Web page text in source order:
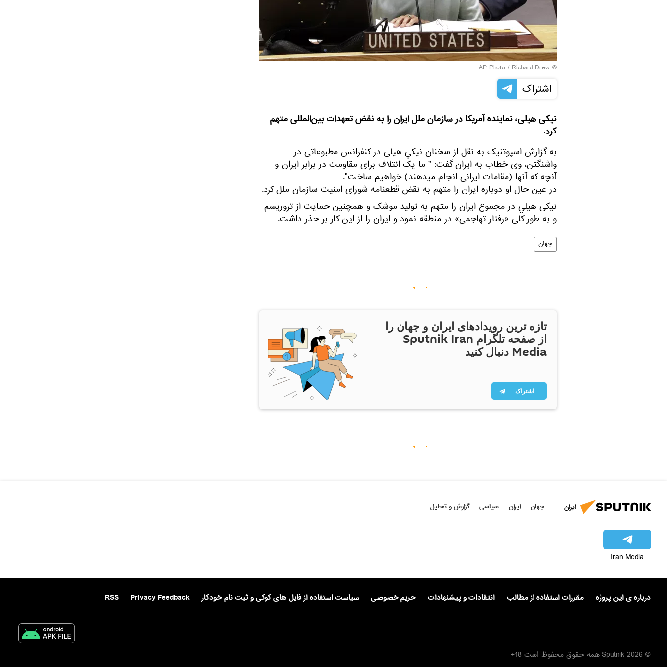
© AP Photo / Richard Drew
اشتراک
نیکی هیلی، نماینده آمریکا در سازمان ملل ایران را به نقض تعهدات بین‌المللی متهم
کرد.
به گزارش اسپوتنيک به نقل از سخنان نيکي هیلی در کنفرانس مطبوعاتی در
واشنگتن، وی خطاب به ايران گفت: " ما یک ائتلاف برای مقاومت در برابر ایران و
آنچه که آنها (مقامات ایرانی انجام میدهند) خواهيم ساخت".
در عین حال او دوباره ایران را متهم به نقض قطعنامه شورای امنیت سازمان ملل کرد.
نيکی هيلي در مجموع ایران را متهم به تولید موشک و همچنین حمایت از تروریسم
و به طور کلی «رفتار تهاجمی» در منطقه نمود و ايران را از اين کار بر حذر داشت.
جهان
تازه ترین رویدادهای ایران و جهان را
از صفحه تلگرام Sputnik Iran
Media دنبال کنید
اشتراک
ایران جهان ایران سیاسی گزارش و تحلیل
Iran Media
درباره ی این پروژه مقررات استفاده از مطالب انتقادات و پیشنهادات حریم خصوصی سیاست استفاده از فایل های کوکی و ثبت نام خودکار Privacy Feedback
RSS
© 2026 Sputnik همه حقوق محفوظ است 18+